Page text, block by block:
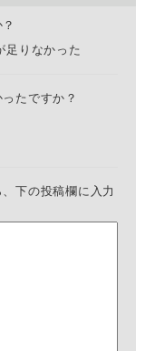
足りなかった
たですか？
下の投稿欄に入力